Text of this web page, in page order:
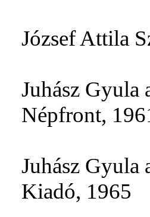
József Attila
Juhász Gyula
Népfront,
Juhász Gyula
Kiadó, 1965